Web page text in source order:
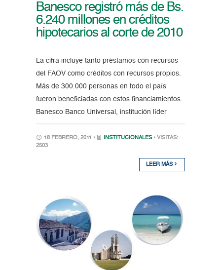
Banesco registró más de Bs.
6.240 millones en créditos
hipotecarios al corte de 2010
La cifra incluye tanto préstamos con recursos
del FAOV como créditos con recursos propios.
Más de 300.000 personas en todo el país
fueron beneficiadas con estos financiamientos.
Banesco Banco Universal, institución líder
18 FEBRERO, 2011 • INSTITUCIONALES • VISITAS:
2503
LEER MÁS